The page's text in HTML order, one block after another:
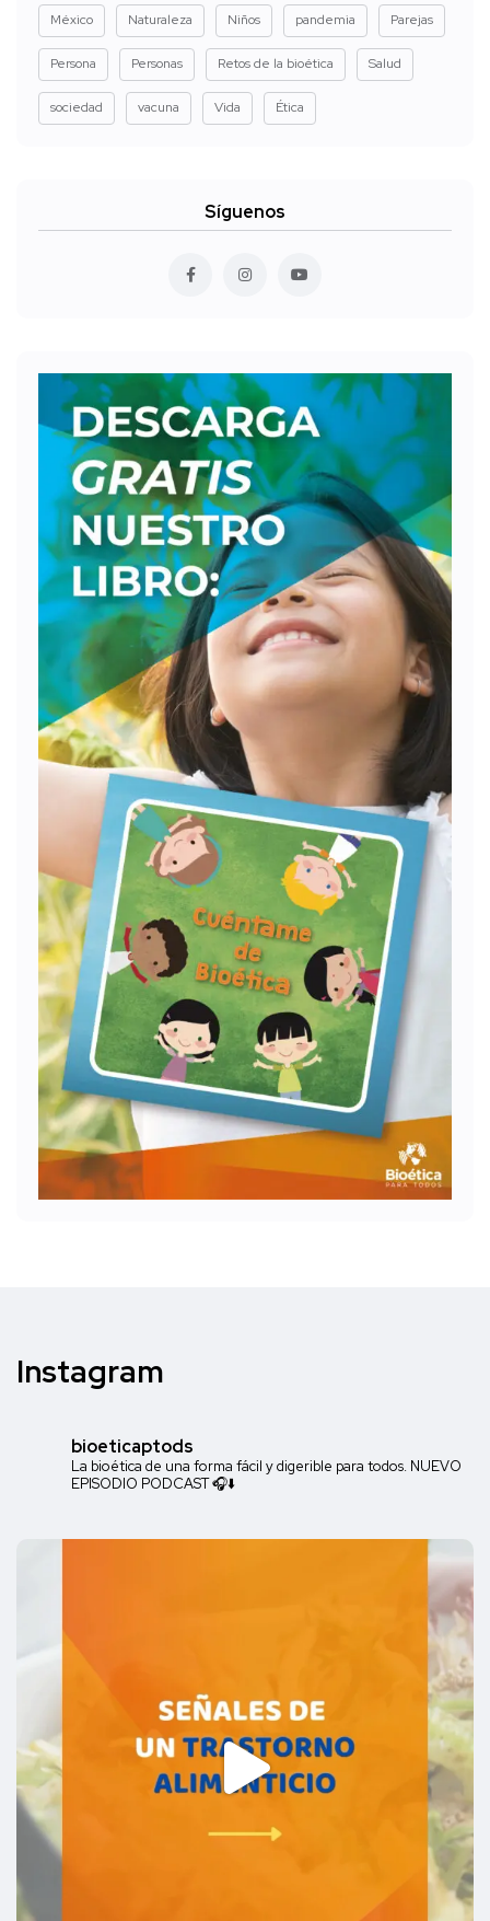
México Naturaleza Niños pandemia Parejas
Persona Personas Retos de la bioética Salud
sociedad vacuna Vida Ética
Síguenos
Instagram
bioeticaptods
La bioética de una forma fácil y digerible para todos. NUEVO
EPISODIO PODCAST 🎧⬇️